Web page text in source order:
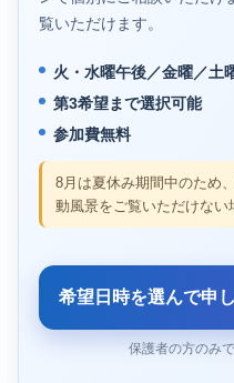
覧いただけます。
火・水曜午後／金曜／土
第3希望まで選択可能
参加費無料
8月は夏休み期間中のため
動風景をご覧いただけない
希望日時を選んで申
保護者の方のみ